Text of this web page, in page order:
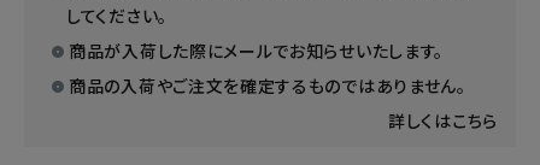
してください。
商品が入荷した際にメールでお知らせいたします。
商品の入荷やご注文を確定するものではありません。
詳しくはこちら